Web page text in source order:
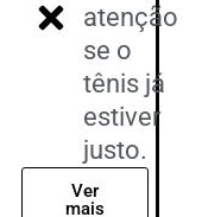
atenção
se o
tênis já
estiver
justo.
Ver
mais